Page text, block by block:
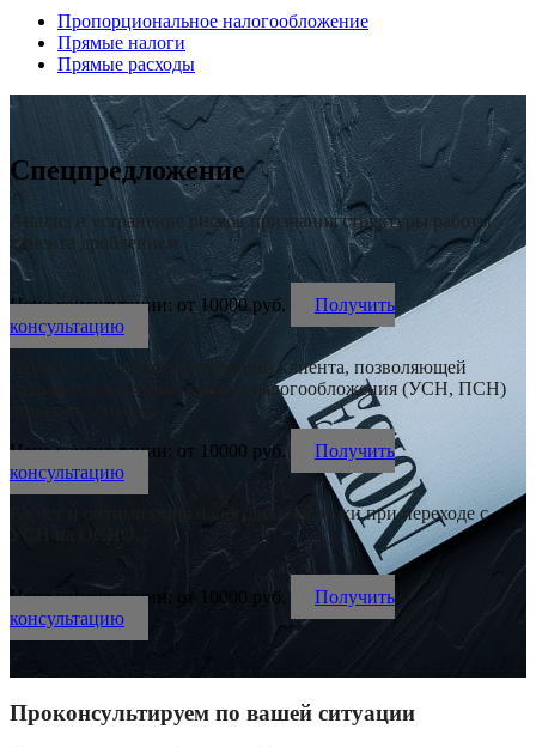
Пропорциональное налогообложение
Прямые налоги
Прямые расходы
Спецпредложение
Анализ и устранение рисков признания структуры работы
клиента дроблением.
Цена консультации: от 10000 руб.
Получить
консультацию
Разработка структуры операций клиента, позволяющей
сохранить льготные режимы налогообложения (УСН, ПСН)
при росте бизнеса.
Цена консультации: от 10000 руб.
Получить
консультацию
Расчет и оптимизация налоговой нагрузки при переходе с
Цена консультации: от 10000 руб.
Получить
консультацию
Проконсультируем по вашей ситуации